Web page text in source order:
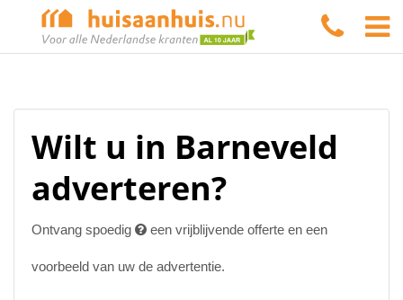
Wilt u in Barneveld
adverteren?
Ontvang spoedig een vrijblijvende offerte en een
voorbeeld van uw de advertentie.